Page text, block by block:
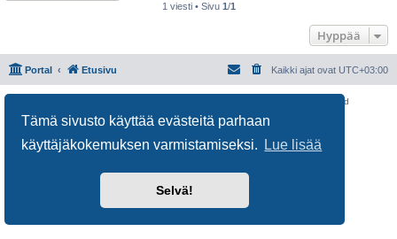
Tämä sivusto käyttää evästeitä parhaan
käyttäjäkokemuksen varmistamiseksi.
Lue lisää
Selvä!
1 viesti • Sivu 1/1
Hyppää
Portal Etusivu Kaikki ajat ovat UTC+03:00
® Forum Software © phpBB Limited
Käännös: phpBB Suomi (lurttinen, harritapio, Pettis)